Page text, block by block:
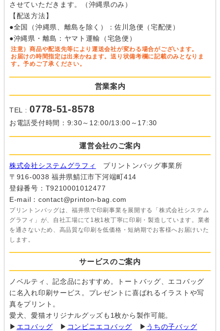
させていただきます。（沖縄県のみ）
【配送方法】
●全国（沖縄県、離島を除く）：佐川急便（宅配便）
●沖縄県・離島：ヤマト運輸（宅急便）
注意）商品や配送先等により運送会社が変わる場合がございます。
お届けの時間指定は出来かねます。送り状備考欄に記載のみとなりま
す。予めご了承ください。
営業案内
TEL :0778-51-8578
お電話受付時間：9:30～12:00/13:00～17:30
運営会社のご案内
株式会社システムグラフィ
プリントンバッグ事業所
〒916-0038 福井県鯖江市下河端町414
登録番号：T9210001012477
E-mail：contact@printon-bag.com
プリントンバッグは、福井県で印刷事業を展開する「株式会社システム
グラフィ」が、自社工場にて1枚1枚丁寧に印刷・製造しています。業者
を通さないため、高品質な印刷を低価格・短納期でお客様へお届けいた
します。
サービスのご案内
ノベルティ、記念品におすすめ。トートバッグ、エコバッグ
に名入れ印刷サービス。プレゼントに喜ばれるイラストや写
真をプリント。
愛犬、愛猫オリジナルグッズも1枚から製作可能。
▶ エコバッグ ▶ コンビニエコバッグ ▶ うちの子バッグ